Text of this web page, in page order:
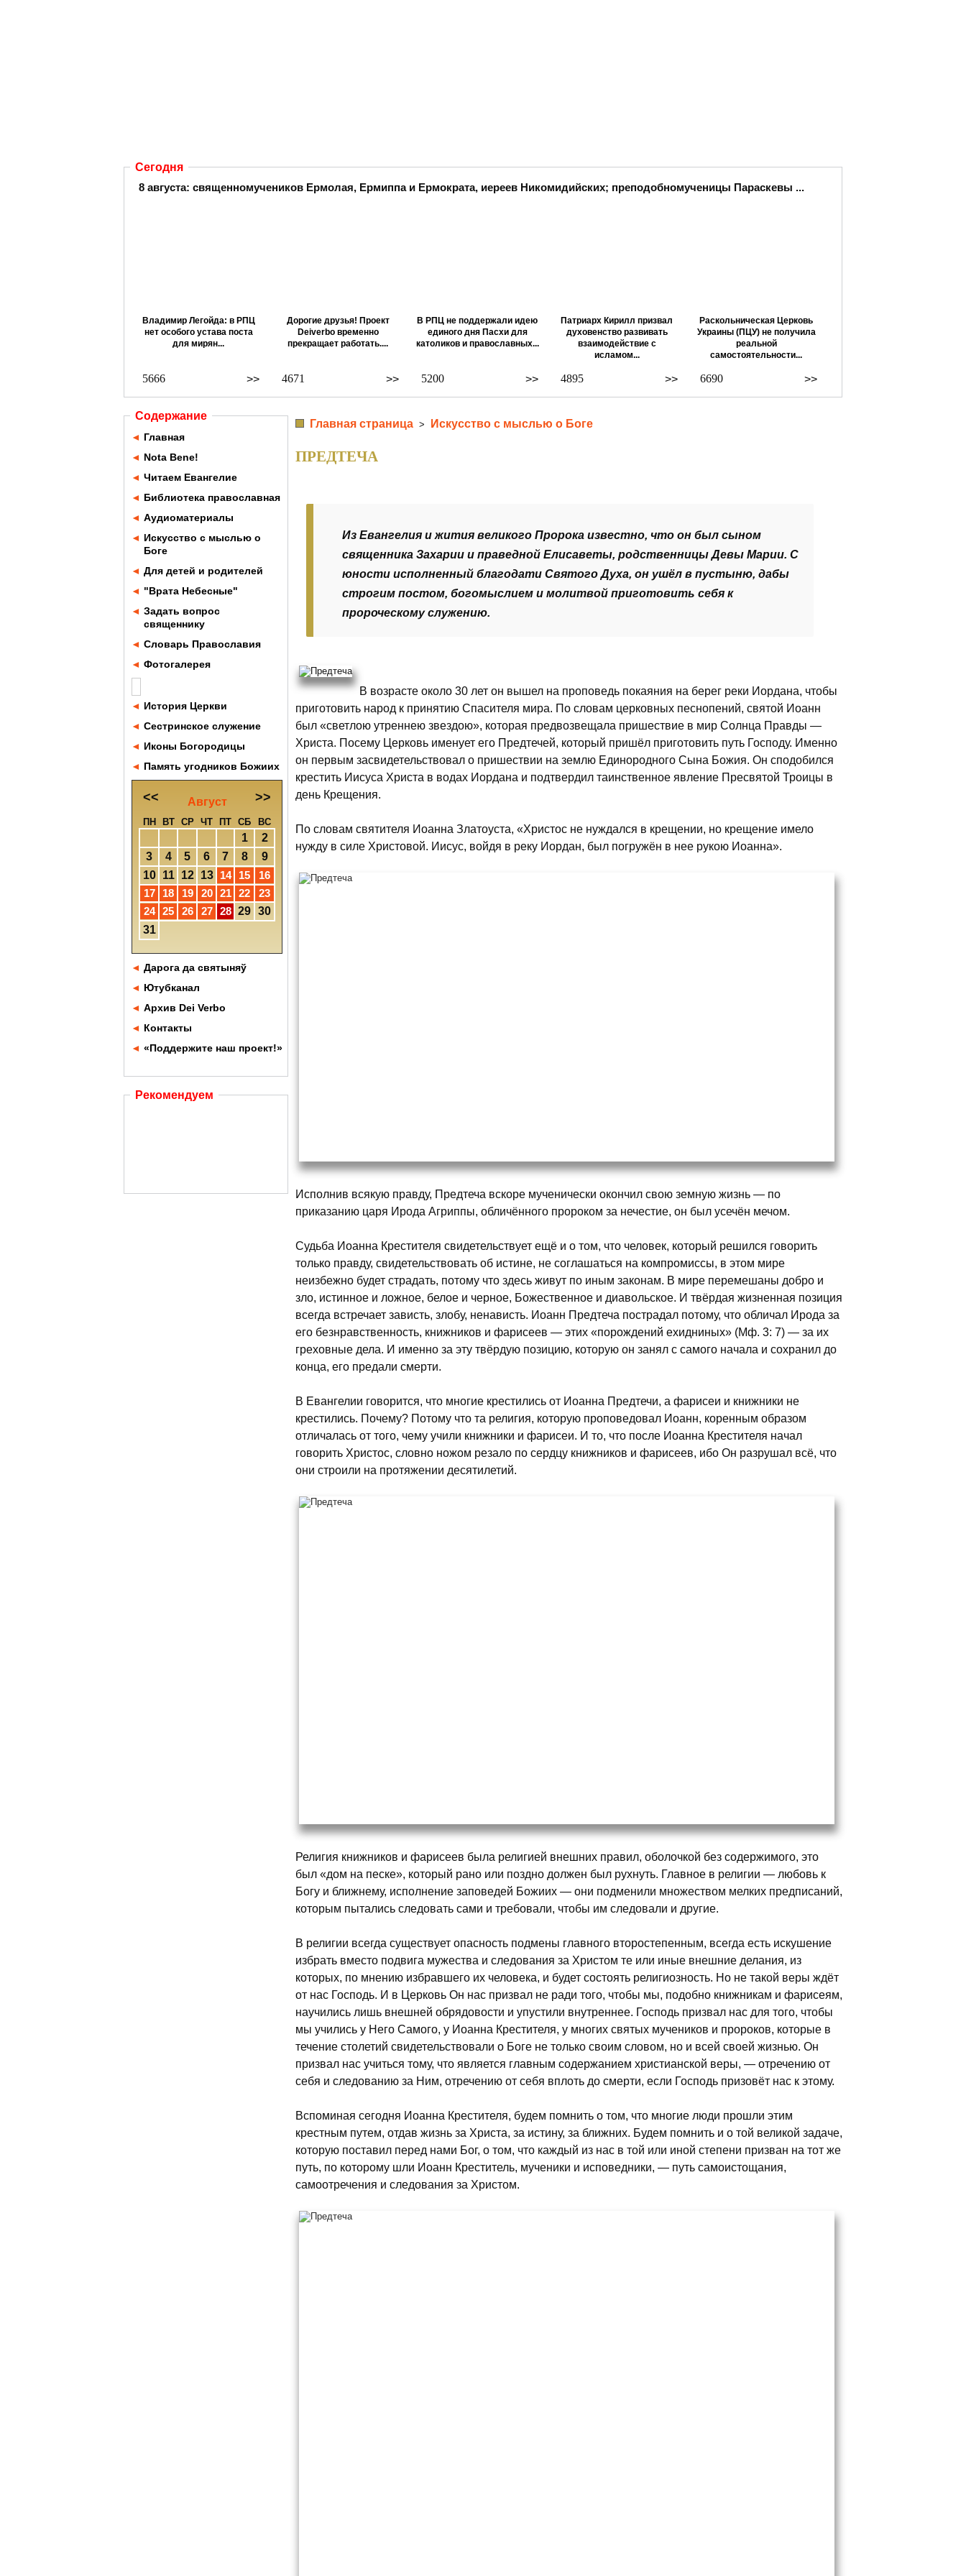
Сегодня
8 августа: священномучеников Ермолая, Ермиппа и Ермократа, иереев Никомидийских; преподобномученицы Параскевы ...
Владимир Легойда: в РПЦ
нет особого устава поста
для мирян...
>>
5666
Дорогие друзья! Проект
Deiverbo временно
прекращает работать....
>>
4671
В РПЦ не поддержали идею
единого дня Пасхи для
католиков и православных...
>>
5200
Патриарх Кирилл призвал
духовенство развивать
взаимодействие с
исламом...
>>
4895
Раскольническая Церковь
Украины (ПЦУ) не получила
реальной
самостоятельности...
>>
6690
Содержание
◄ Главная
◄ Nota Bene!
◄ Читаем Евангелие
◄ Библиотека православная
◄ Аудиоматериалы
◄ Искусство с мыслью о
Боге
◄ Для детей и родителей
◄ "Врата Небесные"
◄ Задать вопрос
священнику
◄ Словарь Православия
◄ Фотогалерея
◄ История Церкви
◄ Сестринское служение
◄ Иконы Богородицы
◄ Память угодников Божиих
<< >>
Август
ПН ВТ СР ЧТ ПТ СБ ВС
1
2
3
4 5 6 7 8
9
10
11 12 13 14 15
16
17
18 19 20 21 22
23
24
25 26 27 28 29 30
31
◄ Дарога да святыняў
◄ Ютубканал
◄ Архив Dei Verbo
◄ Контакты
◄ «Поддержите наш проект!»
Рекомендуем
Главная страница > Искусство с мыслью о Боге
ПРЕДТЕЧА
Из Евангелия и жития великого Пророка известно, что он был сыном
священника Захарии и праведной Елисаветы, родственницы Девы Марии. С
юности исполненный благодати Святого Духа, он ушёл в пустыню, дабы
строгим постом, богомыслием и молитвой приготовить себя к
пророческому служению.
В возрасте около 30 лет он вышел на проповедь покаяния на берег реки Иордана, чтобы
приготовить народ к принятию Спасителя мира. По словам церковных песнопений, святой Иоанн
был «светлою утреннею звездою», которая предвозвещала пришествие в мир Солнца Правды —
Христа. Посему Церковь именует его Предтечей, который пришёл приготовить путь Господу. Именно
он первым засвидетельствовал о пришествии на землю Единородного Сына Божия. Он сподобился
крестить Иисуса Христа в водах Иордана и подтвердил таинственное явление Пресвятой Троицы в
день Крещения.
По словам святителя Иоанна Златоуста, «Христос не нуждался в крещении, но крещение имело
нужду в силе Христовой. Иисус, войдя в реку Иордан, был погружён в нее рукою Иоанна».
Исполнив всякую правду, Предтеча вскоре мученически окончил свою земную жизнь — по
приказанию царя Ирода Агриппы, обличённого пророком за нечестие, он был усечён мечом.
Судьба Иоанна Крестителя свидетельствует ещё и о том, что человек, который решился говорить
только правду, свидетельствовать об истине, не соглашаться на компромиссы, в этом мире
неизбежно будет страдать, потому что здесь живут по иным законам. В мире перемешаны добро и
зло, истинное и ложное, белое и черное, Божественное и диавольское. И твёрдая жизненная позиция
всегда встречает зависть, злобу, ненависть. Иоанн Предтеча пострадал потому, что обличал Ирода за
его безнравственность, книжников и фарисеев — этих «порождений ехидниных» (Мф. 3: 7) — за их
греховные дела. И именно за эту твёрдую позицию, которую он занял с самого начала и сохранил до
конца, его предали смерти.
В Евангелии говорится, что многие крестились от Иоанна Предтечи, а фарисеи и книжники не
крестились. Почему? Потому что та религия, которую проповедовал Иоанн, коренным образом
отличалась от того, чему учили книжники и фарисеи. И то, что после Иоанна Крестителя начал
говорить Христос, словно ножом резало по сердцу книжников и фарисеев, ибо Он разрушал всё, что
они строили на протяжении десятилетий.
Религия книжников и фарисеев была религией внешних правил, оболочкой без содержимого, это
был «дом на песке», который рано или поздно должен был рухнуть. Главное в религии — любовь к
Богу и ближнему, исполнение заповедей Божиих — они подменили множеством мелких предписаний,
которым пытались следовать сами и требовали, чтобы им следовали и другие.
В религии всегда существует опасность подмены главного второстепенным, всегда есть искушение
избрать вместо подвига мужества и следования за Христом те или иные внешние делания, из
которых, по мнению избравшего их человека, и будет состоять религиозность. Но не такой веры ждёт
от нас Господь. И в Церковь Он нас призвал не ради того, чтобы мы, подобно книжникам и фарисеям,
научились лишь внешней обрядовости и упустили внутреннее. Господь призвал нас для того, чтобы
мы учились у Него Самого, у Иоанна Крестителя, у многих святых мучеников и пророков, которые в
течение столетий свидетельствовали о Боге не только своим словом, но и всей своей жизнью. Он
призвал нас учиться тому, что является главным содержанием христианской веры, — отречению от
себя и следованию за Ним, отречению от себя вплоть до смерти, если Господь призовёт нас к этому.
Вспоминая сегодня Иоанна Крестителя, будем помнить о том, что многие люди прошли этим
крестным путем, отдав жизнь за Христа, за истину, за ближних. Будем помнить и о той великой задаче,
которую поставил перед нами Бог, о том, что каждый из нас в той или иной степени призван на тот же
путь, по которому шли Иоанн Креститель, мученики и исповедники, — путь самоистощания,
самоотречения и следования за Христом.